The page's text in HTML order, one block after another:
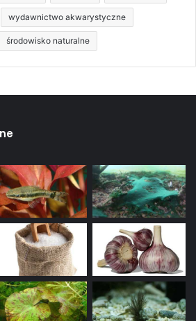
wydawnictwo akwarystyczne
środowisko naturalne